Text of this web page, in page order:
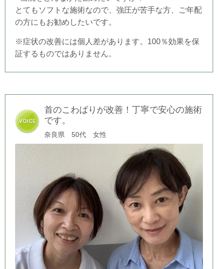
とてもソフトな施術なので、強圧が苦手な方、ご年配
の方にもお勧めしたいです。
※症状の改善には個人差があります。100％効果を保
証するものではありません。
首のこわばりが改善！丁寧で安心の施術
です。
奈良県 50代 女性